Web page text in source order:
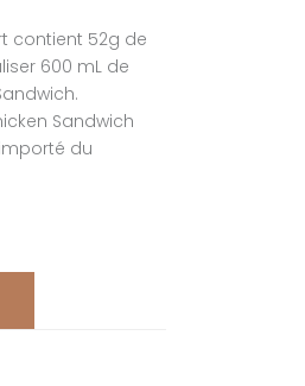
contient 52g de
600 mL de
Sandwich
du